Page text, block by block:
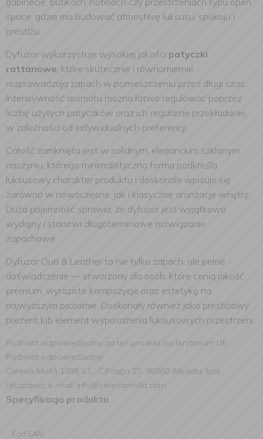
space, gdzie ma budować atmosferę luksusu, spokoju i
prestiżu.
Dyfuzor wykorzystuje wysokiej jakości patyczki
rattanowe, które skutecznie i równomiernie
rozprowadzają zapach w pomieszczeniu przez długi czas.
Intensywność aromatu można łatwo regulować poprzez
liczbę użytych patyczków oraz ich regularne przekładanie,
w zależności od indywidualnych preferencji.
Całość zamknięta jest w solidnym, eleganckim szklanym
naczyniu, którego minimalistyczna forma podkreśla
luksusowy charakter produktu i doskonale wpisuje się
zarówno w nowoczesne, jak i klasyczne aranżacje wnętrz.
Duża pojemność sprawia, że dyfuzor jest wyjątkowo
wydajny i stanowi długoterminowe rozwiązanie
zapachowe.
Dyfuzor Oud & Leather to nie tylko zapach, ale pełne
doświadczenie — stworzony dla osób, które cenią jakość
premium, wyraziste kompozycje oraz estetykę na
najwyższym poziomie. Doskonały również jako prestiżowy
prezent lub element wyposażenia luksusowych przestrzeni.
Podmiot odpowiedzialny za ten produkt na terytorium UE:
Podmiot odpowiedzialny:
Cereria Mollá 1899 S.L., C/Fraga 25, 46860 Albaida, kraj:
Hiszpania, e-mail: info@cereriamolla.com
Specyfikacja produktu
Kod EAN